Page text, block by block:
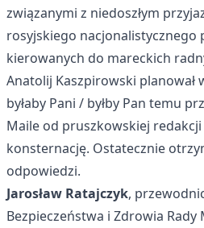
związanymi z niedoszłym
rosyjskiego nacjonalistycznego
kierowanych do mareckich
Anatolij Kaszpirowski planował
byłaby Pani / byłby Pan temu
Maile od pruszkowskiej redakcji
konsternację. Ostatecznie
odpowiedzi.
Jarosław Ratajczyk,
Bezpieczeństwa i Zdrowia Rady